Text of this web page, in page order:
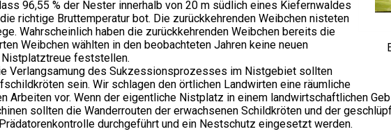
96,55 % der Nester innerhalb von 20 m südlich eines Kiefernwaldes
richtige Bruttemperatur bot. Die zurückkehrenden Weibchen nisteten
Wahrscheinlich haben die zurückkehrenden Weibchen bereits die
Weibchen wählten in den beobachteten Jahren keine neuen
feststellen.
Verlangsamung des Sukzessionsprozesses im Nistgebiet sollten
sein. Wir schlagen den örtlichen Landwirten eine räumliche
vor. Wenn der eigentliche Nistplatz in einem landwirtschaftlichen
sollten die Wanderrouten der erwachsenen Schildkröten und der
durchgeführt und ein Nestschutz eingesetzt werden.